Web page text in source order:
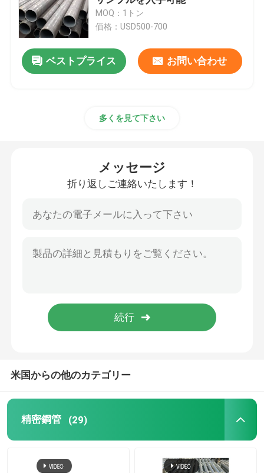
精密鋼管
油圧鋼管
長方形鋼管
ステンレス鋼の円形の管
アルミニウム管
炭素鋼の版
アルミ合金の版
MOQ：1トン
価格：USD500-700
ベストプライス お問い合わせ
多くを見て下さい
メッセージ
折り返しご連絡いたします！
米国からの他のカテゴリー
精密鋼管 (29)